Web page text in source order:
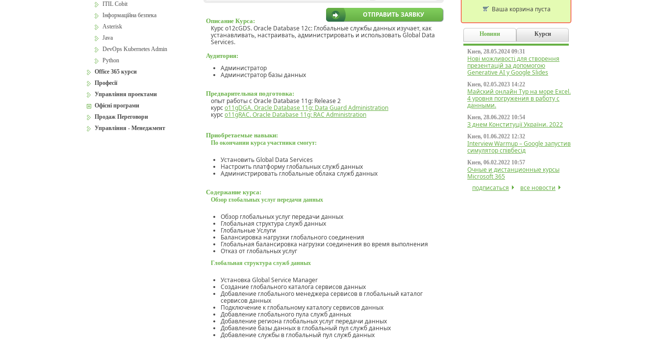
ОТПРАВИТЬ ЗАЯВКУ
Описание Курса:
Курс o12cGDS. Oracle Database 12c: Глобальные службы данных изучает, как
устанавливать, настраивать, администрировать и использовать Global Data
Services.
Аудитория:
Администратор
Администратор базы данных
Предварительная подготовка:
опыт работы с Oracle Database 11g: Release 2
курсo11gDGA. Oracle Database 11g: Data Guard Administration
курсo11gRAC. Oracle Database 11g: RAC Administration
Приобретаемые навыки:
По окончании курса участники смогут:
Установить Global Data Services
Настроить платформу глобальных служб данных
Администрировать глобальные облака служб данных
Содержание курса:
Обзор глобальных услуг передачи данных
Обзор глобальных услуг передачи данных
Глобальная структура служб данных
Глобальные Услуги
Балансировка нагрузки глобального соединения
Глобальная балансировка нагрузки соединения во время выполнения
Отказ от глобальных услуг
Глобальная структура служб данных
Установка Global Service Manager
Создание глобального каталога сервисов данных
Добавление глобального менеджера сервисов в глобальный каталог
сервисов данных
Подключение к глобальному каталогу сервисов данных
Добавление глобального пула служб данных
Добавление региона глобальных услуг передачи данных
Добавление базы данных в глобальный пул служб данных
Добавление службы в глобальный пул служб данных
ITIL Cobit
Інформаційна безпека
Asterisk
Java
DevOps Kubernetes Admin
Python
Office 365 курси
Професії
Управління проектами
Офісні програми
Продаж Переговори
Управління - Менеджмент
Ваша корзина пуста
Новини Курси
Киев, 28.05.2024 09:31
Нові можливості для створення
презентацій за допомогою
Generative AI у Google Slides
Киев, 02.05.2023 14:22
Майский онлайн Тур на море Excel.
4 уровня погружения в работу с
данными.
Киев, 28.06.2022 10:54
З днем Конституції України. 2022
Киев, 01.06.2022 12:32
Interview Warmup – Google запустив
симулятор співбесід
Киев, 06.02.2022 10:57
Очные и дистанционные курсы
Microsoft 365
подписаться
все новости